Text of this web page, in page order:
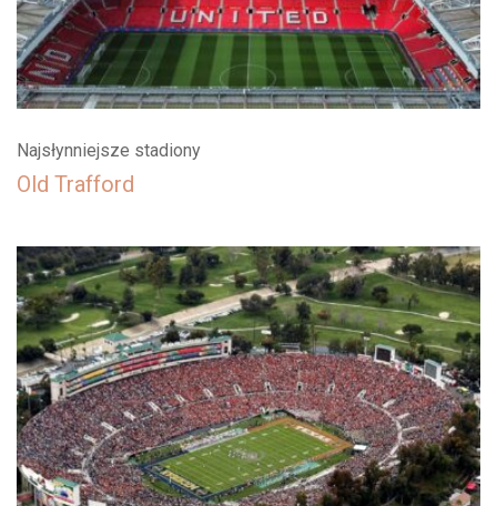
Najsłynniejsze stadiony
Old Trafford